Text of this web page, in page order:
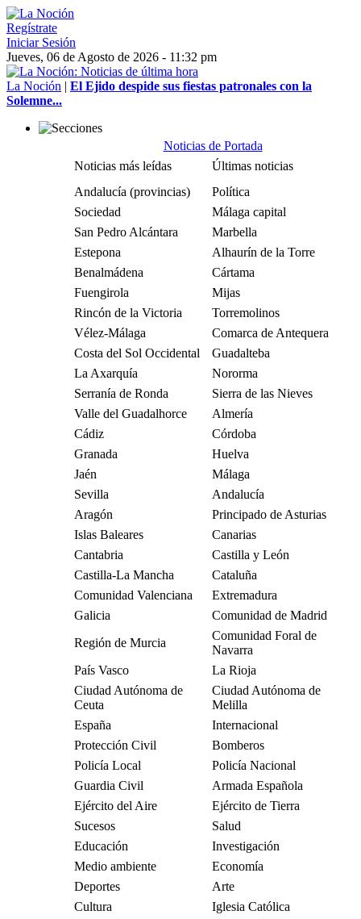
Regístrate
Iniciar Sesión
Jueves, 06 de Agosto de 2026 - 11:32 pm
La Noción | El Ejido despide sus fiestas patronales con la
Solemne...
Noticias de Portada
Noticias más leídas
Últimas noticias
Andalucía (provincias)
Política
Sociedad
Málaga capital
San Pedro Alcántara
Marbella
Estepona
Alhaurín de la Torre
Benalmádena
Cártama
Fuengirola
Mijas
Rincón de la Victoria
Torremolinos
Vélez-Málaga
Comarca de Antequera
Costa del Sol Occidental
Guadalteba
La Axarquía
Nororma
Serranía de Ronda
Sierra de las Nieves
Valle del Guadalhorce
Almería
Cádiz
Córdoba
Granada
Huelva
Jaén
Málaga
Sevilla
Andalucía
Aragón
Principado de Asturias
Islas Baleares
Canarias
Cantabria
Castilla y León
Castilla-La Mancha
Cataluña
Comunidad Valenciana
Extremadura
Galicia
Comunidad de Madrid
Región de Murcia
Comunidad Foral de
Navarra
País Vasco
La Rioja
Ciudad Autónoma de
Ceuta
Ciudad Autónoma de
Melilla
España
Internacional
Protección Civil
Bomberos
Policía Local
Policía Nacional
Guardia Civil
Armada Española
Ejército del Aire
Ejército de Tierra
Sucesos
Salud
Educación
Investigación
Medio ambiente
Economía
Deportes
Arte
Cultura
Iglesia Católica